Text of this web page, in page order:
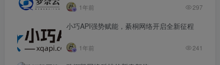
1年前 297
小巧API强势赋能，綦桐网络开启全新征程
1年前 241